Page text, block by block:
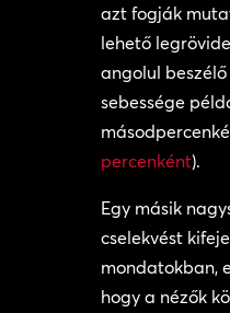
azt fogják
lehető
angolul
sebessége
percenként).
Egy másik
cselekvést
mondatokban,
hogy a nézők